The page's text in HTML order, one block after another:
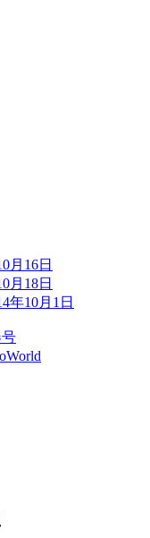
月16日
月18日
年10月1日
号